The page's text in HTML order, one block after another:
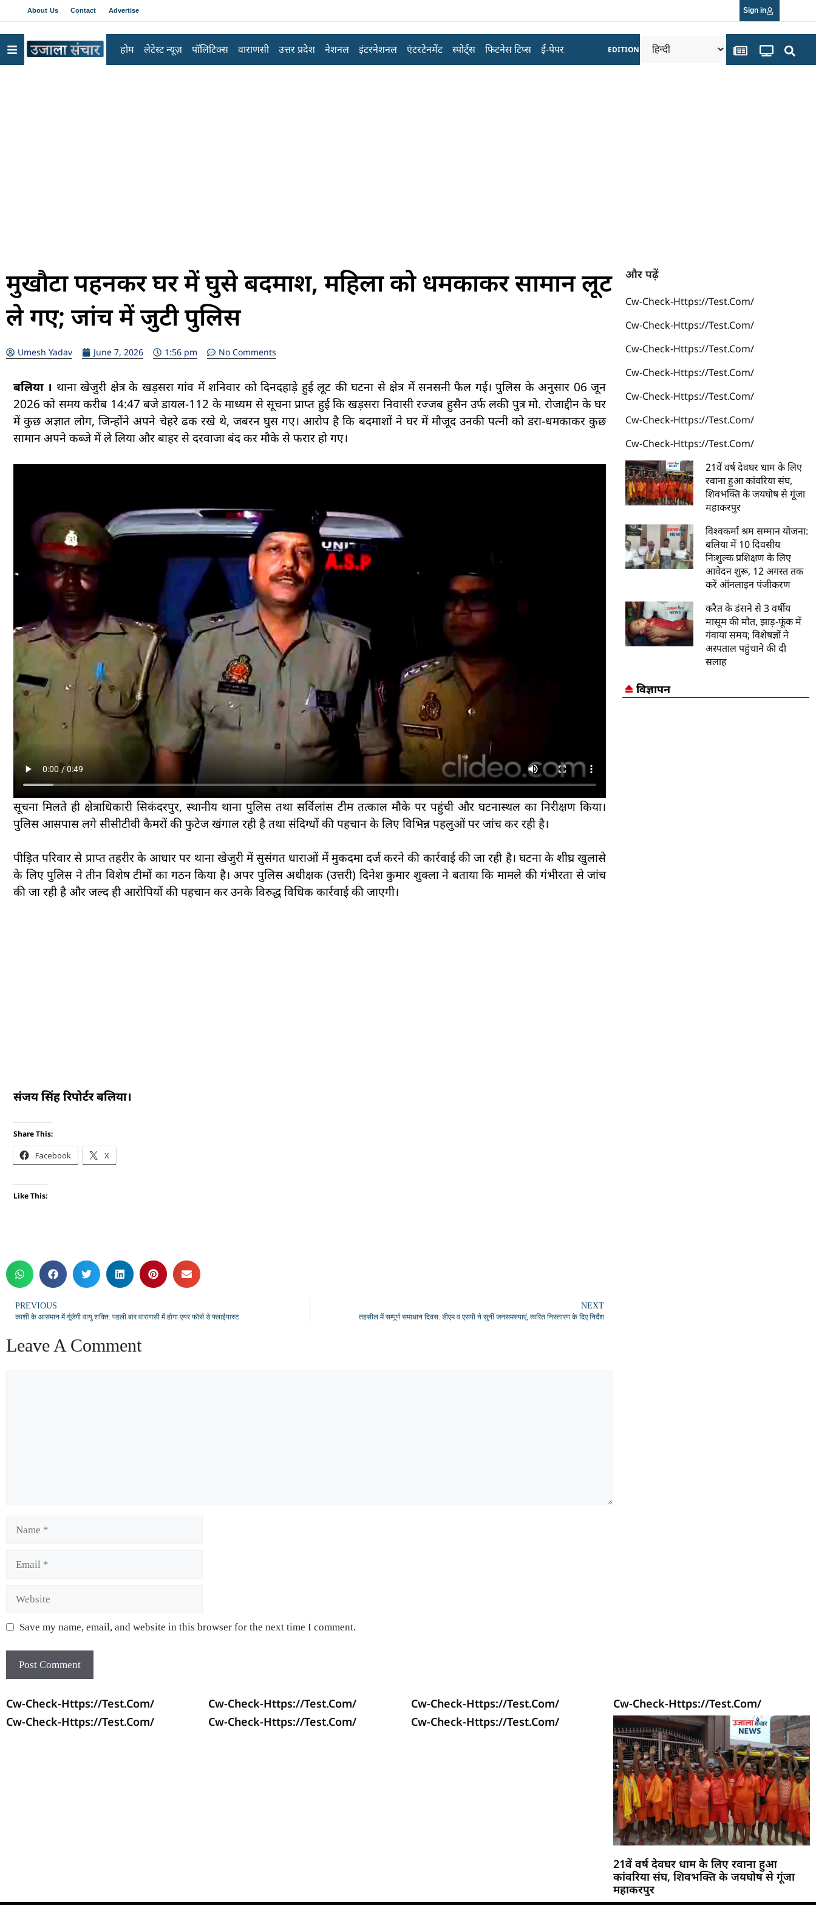
About Us Contact Advertise Sign in
होम लेटेस्ट न्यूज़ पॉलिटिक्स वाराणसी उत्तर प्रदेश नेशनल इंटरनेशनल एंटरटेनमेंट स्पोर्ट्स फिटनेस टिप्स ई-पेपर EDITION
मुखौटा पहनकर घर में घुसे बदमाश, महिला को धमकाकर सामान लूट
ले गए; जांच में जुटी पुलिस
Umesh Yadav June 7, 2026 1:56 pm No Comments
बलिया । थाना खेजुरी क्षेत्र के खड़सरा गांव में शनिवार को दिनदहाड़े हुई लूट की घटना से क्षेत्र में सनसनी फैल गई। पुलिस के अनुसार 06 जून
2026 को समय करीब 14:47 बजे डायल-112 के माध्यम से सूचना प्राप्त हुई कि खड़सरा निवासी रज्जब हुसैन उर्फ लकी पुत्र मो. रोजाद्दीन के घर
में कुछ अज्ञात लोग, जिन्होंने अपने चेहरे ढक रखे थे, जबरन घुस गए। आरोप है कि बदमाशों ने घर में मौजूद उनकी पत्नी को डरा-धमकाकर कुछ
सामान अपने कब्जे में ले लिया और बाहर से दरवाजा बंद कर मौके से फरार हो गए।
सूचना मिलते ही क्षेत्राधिकारी सिकंदरपुर, स्थानीय थाना पुलिस तथा सर्विलांस टीम तत्काल मौके पर पहुंची और घटनास्थल का निरीक्षण किया।
पुलिस आसपास लगे सीसीटीवी कैमरों की फुटेज खंगाल रही है तथा संदिग्धों की पहचान के लिए विभिन्न पहलुओं पर जांच कर रही है।
पीड़ित परिवार से प्राप्त तहरीर के आधार पर थाना खेजुरी में सुसंगत धाराओं में मुकदमा दर्ज करने की कार्रवाई की जा रही है। घटना के शीघ्र खुलासे
के लिए पुलिस ने तीन विशेष टीमों का गठन किया है। अपर पुलिस अधीक्षक (उत्तरी) दिनेश कुमार शुक्ला ने बताया कि मामले की गंभीरता से जांच
की जा रही है और जल्द ही आरोपियों की पहचान कर उनके विरुद्ध विधिक कार्रवाई की जाएगी।
संजय सिंह रिपोर्टर बलिया।
Share This:
Facebook X
Like This:
PREVIOUS
काशी के आसमान में गूंजेगी वायु शक्ति: पहली बार वाराणसी में होगा एयर फोर्स डे फ्लाईपास्ट
NEXT
तहसील में सम्पूर्ण समाधान दिवस: डीएम व एसपी ने सुनीं जनसमस्याएं, त्वरित निस्तारण के दिए निर्देश
Leave A Comment
Save my name, email, and website in this browser for the next time I comment.
और पढ़ें
Cw-Check-Https://test.com/
Cw-Check-Https://test.com/
Cw-Check-Https://test.com/
Cw-Check-Https://test.com/
Cw-Check-Https://test.com/
Cw-Check-Https://test.com/
Cw-Check-Https://test.com/
21वें वर्ष देवघर धाम के लिए
रवाना हुआ कांवरिया संघ,
शिवभक्ति के जयघोष से गूंजा
महाकरपुर
विश्वकर्मा श्रम सम्मान योजना:
बलिया में 10 दिवसीय
निःशुल्क प्रशिक्षण के लिए
आवेदन शुरू, 12 अगस्त तक
करें ऑनलाइन पंजीकरण
करैत के डंसने से 3 वर्षीय
मासूम की मौत, झाड़-फूंक में
गंवाया समय; विशेषज्ञों ने
अस्पताल पहुंचाने की दी
सलाह
विज्ञापन
Cw-Check-Https://test.com/ Cw-Check-Https://test.com/ Cw-Check-Https://test.com/
Cw-Check-Https://test.com/
Cw-Check-Https://test.com/
Cw-Check-Https://test.com/ Cw-Check-Https://test.com/
21वें वर्ष देवघर धाम के लिए रवाना हुआ
कांवरिया संघ, शिवभक्ति के जयघोष से गूंजा
महाकरपुर